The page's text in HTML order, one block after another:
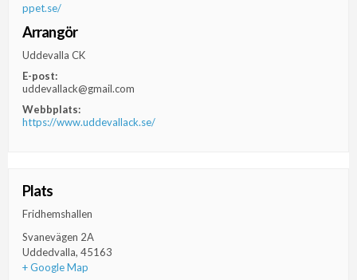
ppet.se/
Arrangör
Uddevalla CK
E-post:
uddevallack@gmail.com
Webbplats:
https://www.uddevallack.se/
Plats
Fridhemshallen
Svanevägen 2A
Uddedvalla, 45163
+ Google Map